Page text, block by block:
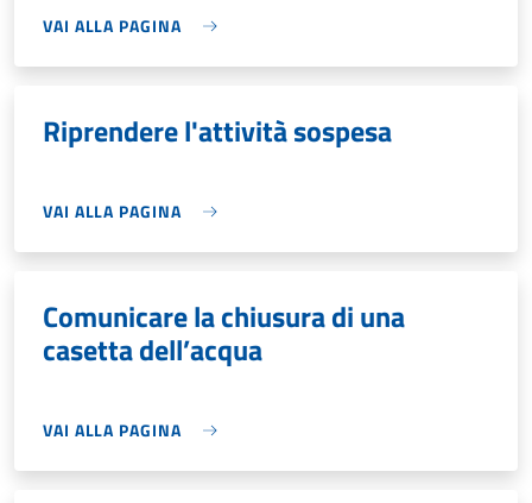
VAI ALLA PAGINA
Riprendere l'attività sospesa
VAI ALLA PAGINA
Comunicare la chiusura di una
casetta dell’acqua
VAI ALLA PAGINA